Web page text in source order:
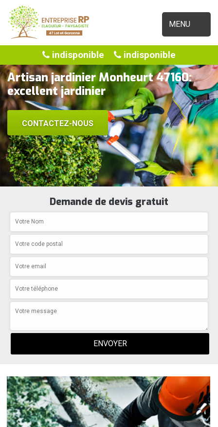
MENU
indisponible indisponible
Artisan jardinier Monheurt 47160:
excellent jardinier
CONTACTEZ-NOUS
Demande de devis gratuit